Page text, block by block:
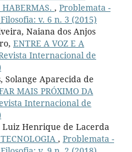
HABERMAS. , Problemata -
v. 6 n. 3 (2015)
Naiana dos Anjos
ENTRE A VOZ E A
Internacional de
Solange Aparecida de
MAIS PRÓXIMO DA
Internacional de
Henrique de Lacerda
, Problemata -